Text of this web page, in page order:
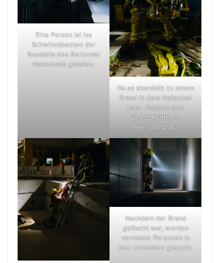
Eine Person ist ins
Schwimmbecken der
Baustelle des Berkumer
Hallenbads gefallen.
Da es ebenfalls zu einem
Brand in dem Hallenbad
kam, rüsteten sich
Einsatzkräfte mit
Atemschutz aus.
Nachdem der Brand
gelöscht war, wurden
vermisste Personen in
den Umkleiden gesucht.